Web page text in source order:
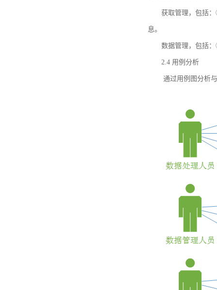
获取管理，包括
息。
数据管理，包括
2.4 用例分析
通过用例图分析